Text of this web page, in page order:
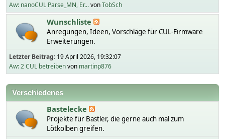
Aw: nanoCUL Parse_MN, Er...vonTobSch
Wunschliste
Anregungen, Ideen, Vorschläge für CUL-Firmware
Erweiterungen.
Letzter Beitrag: 19 April 2026, 19:32:07
Aw: 2 CUL betreibenvon martinp876
Verschiedenes
Bastelecke
Projekte für Bastler, die gerne auch mal zum
Lötkolben greifen.